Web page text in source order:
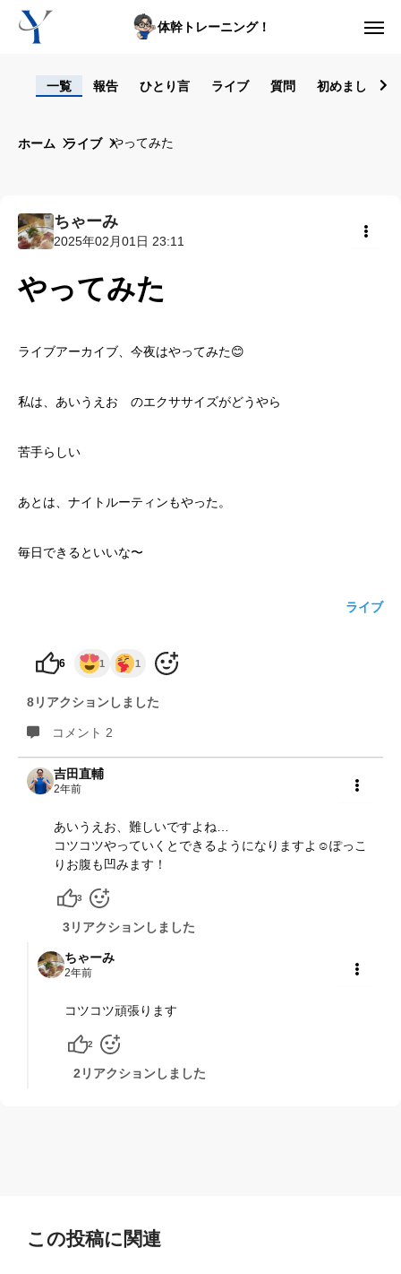
体幹トレーニング！
一覧 報告 ひとり言 ライブ 質問 初めまして！
ホーム ライブ やってみた
ちゃーみ
2025年02月01日 23:11
やってみた
ライブアーカイブ、今夜はやってみた😊
私は、あいうえお のエクササイズがどうやら
苦手らしい
あとは、ナイトルーティンもやった。
毎日できるといいな〜
ライブ
6 1 1
8リアクションしました
コメント 2
吉田直輔
2年前
あいうえお、難しいですよね…
コツコツやっていくとできるようになりますよ☺️ぽっこ
りお腹も凹みます！
3
3リアクションしました
ちゃーみ
2年前
コツコツ頑張ります
2
2リアクションしました
この投稿に関連
ライブレッスン
入会方法
トップ画面ガイド